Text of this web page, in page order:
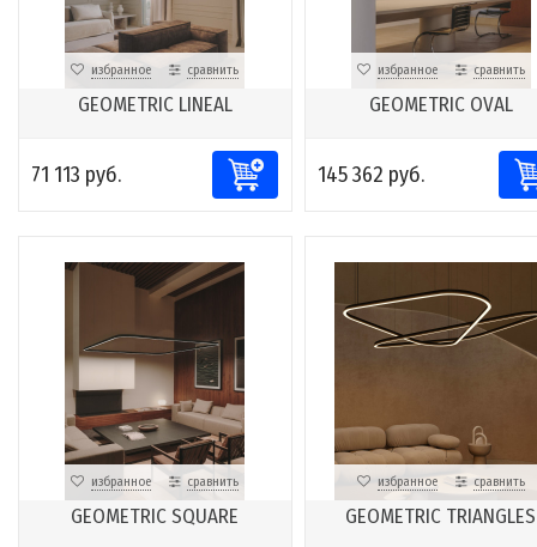
избранное сравнить
GEOMETRIC LINEAL
71 113 руб.
избранное сравнить
GEOMETRIC OVAL
145 362 руб.
избранное сравнить
GEOMETRIC SQUARE
избранное сравнить
GEOMETRIC TRIANGLES